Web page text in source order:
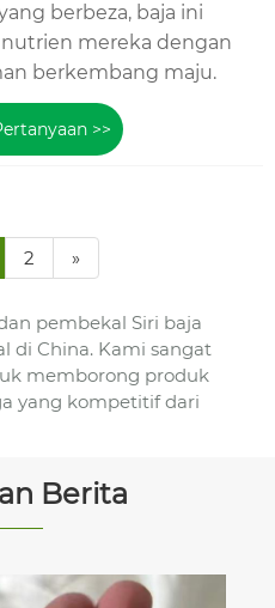
berbeza, baja ini
mereka dengan
berkembang maju.
>>
2 »
pembekal Siri baja
di China. Kami sangat
memborong produk
yang kompetitif dari
Berita